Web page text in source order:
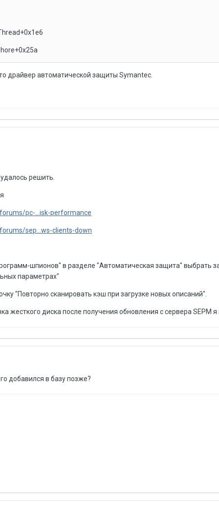
драйвер автоматической защиты Symantec.
решить.
pc-...isk-performance
sep...ws-clients-down
шпионов" в разделе "Автоматическая защита" выбрать
параметрах"
"Повторно сканировать кэш при загрузке новых описаний".
жесткого диска после получения обновления с сервера SEPM
добавился в базу позже?